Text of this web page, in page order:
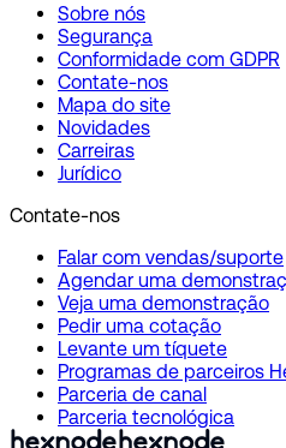
Sobre nós
Segurança
Conformidade com GDPR
Contate-nos
Mapa do site
Novidades
Carreiras
Jurídico
Contate-nos
Falar com vendas/suporte
Agendar uma
Veja uma demonstração
Pedir uma cotação
Levante um tíquete
Programas de parceiros
Parceria de canal
Parceria tecnológica